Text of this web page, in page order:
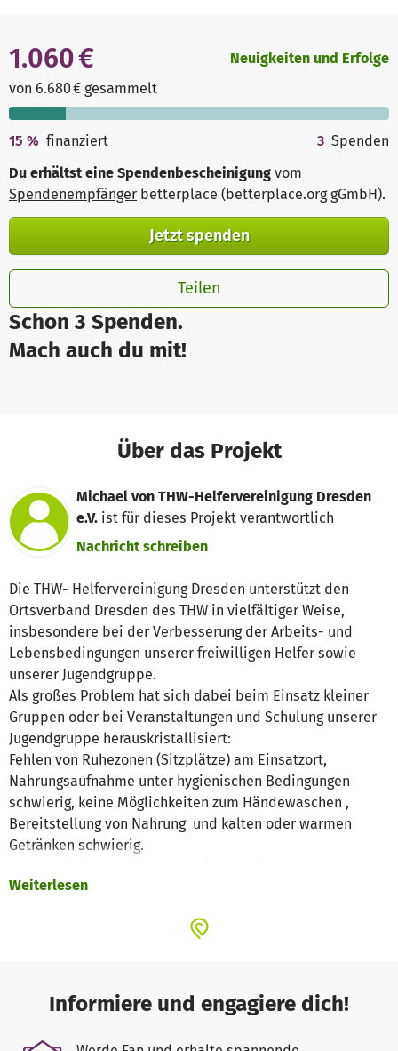
Schon 3 Spenden.
Mach auch du mit!
1.060 €
von 6.680 € gesammelt
Neuigkeiten und Erfolge
15 % finanziert 3 Spenden
Du erhältst eine Spendenbescheinigung vom
Spendenempfänger betterplace (betterplace.org gGmbH).
Jetzt spenden
Teilen
Über das Projekt
Michael von THW-Helfervereinigung Dresden
e.V. ist für dieses Projekt verantwortlich
Nachricht schreiben
Die THW- Helfervereinigung Dresden unterstützt den
Ortsverband Dresden des THW in vielfältiger Weise,
insbesondere bei der Verbesserung der Arbeits- und
Lebensbedingungen unserer freiwilligen Helfer sowie
unserer Jugendgruppe.
Als großes Problem hat sich dabei beim Einsatz kleiner
Gruppen oder bei Veranstaltungen und Schulung unserer
Jugendgruppe herauskristallisiert:
Fehlen von Ruhezonen (Sitzplätze) am Einsatzort,
Nahrungsaufnahme unter hygienischen Bedingungen
schwierig, keine Möglichkeiten zum Händewaschen ,
Bereitstellung von Nahrung und kalten oder warmen
Getränken schwierig.
Grundaufbau wird gekauft und die Mittel sind dafür
Ausstattungsteile, damit der Anhänger seine Funktion als
Der individuelle Innenausbau soll 2022/2023 durch die
Mitglieder der THW- Helfervereinigung Dresden e.V. und
Helfer des Ortsverbandes Dresden für verschiedene
Weiterlesen
Informiere und engagiere dich!